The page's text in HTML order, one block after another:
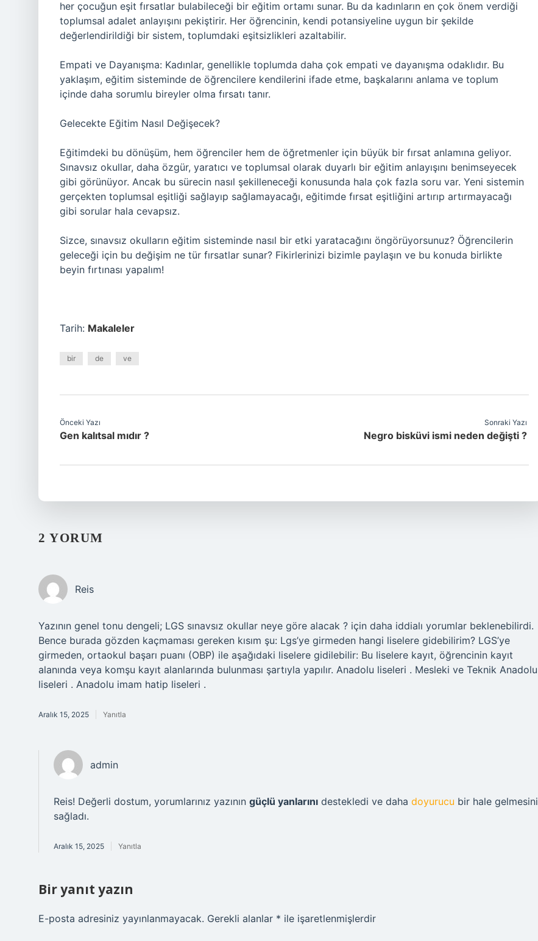
her çocuğun eşit fırsatlar bulabileceği bir eğitim ortamı sunar. Bu da kadınların en çok önem verdiği
toplumsal adalet anlayışını pekiştirir. Her öğrencinin, kendi potansiyeline uygun bir şekilde
değerlendirildiği bir sistem, toplumdaki eşitsizlikleri azaltabilir.
Empati ve Dayanışma: Kadınlar, genellikle toplumda daha çok empati ve dayanışma odaklıdır. Bu
yaklaşım, eğitim sisteminde de öğrencilere kendilerini ifade etme, başkalarını anlama ve toplum
içinde daha sorumlu bireyler olma fırsatı tanır.
Gelecekte Eğitim Nasıl Değişecek?
Eğitimdeki bu dönüşüm, hem öğrenciler hem de öğretmenler için büyük bir fırsat anlamına geliyor.
Sınavsız okullar, daha özgür, yaratıcı ve toplumsal olarak duyarlı bir eğitim anlayışını benimseyecek
gibi görünüyor. Ancak bu sürecin nasıl şekilleneceği konusunda hala çok fazla soru var. Yeni sistemin
gerçekten toplumsal eşitliği sağlayıp sağlamayacağı, eğitimde fırsat eşitliğini artırıp artırmayacağı
gibi sorular hala cevapsız.
Sizce, sınavsız okulların eğitim sisteminde nasıl bir etki yaratacağını öngörüyorsunuz? Öğrencilerin
geleceği için bu değişim ne tür fırsatlar sunar? Fikirlerinizi bizimle paylaşın ve bu konuda birlikte
beyin fırtınası yapalım!
Tarih: Makaleler
bir de ve
Önceki Yazı
Gen kalıtsal mıdır ?
Sonraki Yazı
Negro bisküvi ismi neden değişti ?
2 YORUM
Reis
Yazının genel tonu dengeli; LGS sınavsız okullar neye göre alacak ? için daha iddialı yorumlar beklenebilirdi.
Bence burada gözden kaçmaması gereken kısım şu: Lgs’ye girmeden hangi liselere gidebilirim? LGS’ye
girmeden, ortaokul başarı puanı (OBP) ile aşağıdaki liselere gidilebilir: Bu liselere kayıt, öğrencinin kayıt
alanında veya komşu kayıt alanlarında bulunması şartıyla yapılır. Anadolu liseleri . Mesleki ve Teknik Anadolu
liseleri . Anadolu imam hatip liseleri .
Aralık 15, 2025 Yanıtla
admin
Reis! Değerli dostum, yorumlarınız yazının güçlü yanlarını destekledi ve daha doyurucu bir hale gelmesini
sağladı.
Aralık 15, 2025 Yanıtla
Bir yanıt yazın
E-posta adresiniz yayınlanmayacak. Gerekli alanlar * ile işaretlenmişlerdir